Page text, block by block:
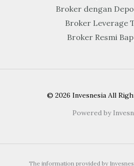
Broker dengan
Broker Leverage
Broker Resmi
© 2026 Invesnesia All
Powered by
The information provided by